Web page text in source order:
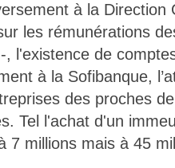
à la Direction
les rémunérations
l'existence de
à la Sofibanque,
des proches
Tel l'achat d'un
7 millions mais à 45